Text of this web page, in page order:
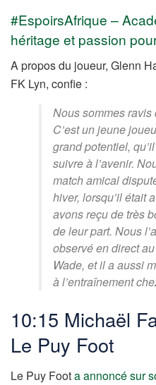
#EspoirsAfrique –
héritage et passion
A propos du joueur, Glenn
FK Lyn, confie :
Nous sommes ravis
C’est un jeune
grand potentiel,
suivre à l’avenir.
match amical
hiver, lorsqu’il était
avons reçu de très
de leur part. Nous
observé en direct
Wade, et il a aussi
à l’entraînement
10:15 Michaël
Le Puy Foot
Le Puy Foota annoncé sur